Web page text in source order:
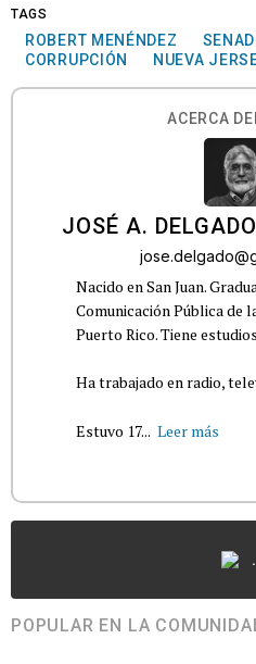
TAGS
ROBERT MENÉNDEZ
CORRUPCIÓN
NUEVA
ACERCA
JOSÉ A. DELGADO
Nacido en San Juan.
Comunicación Pública de
Puerto Rico. Tiene
Ha trabajado en radio,
Estuvo 17... Leer más
POPULAR EN LA